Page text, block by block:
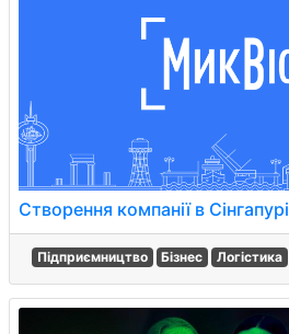
Створення компанії в Сінгапурі
Підприємництво Бізнес Логістика